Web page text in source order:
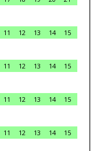
11 12 13 14
15
11 12 13 14
15
11 12 13 14
15
11 12 13 14
15